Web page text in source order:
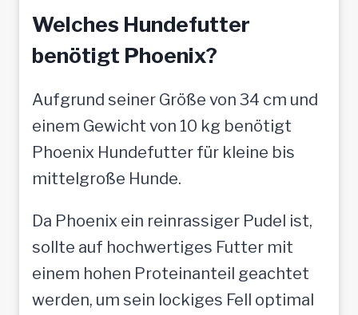
Welches Hundefutter
benötigt Phoenix?
Aufgrund seiner Größe von 34 cm und
einem Gewicht von 10 kg benötigt
Phoenix Hundefutter für kleine bis
mittelgroße Hunde.
Da Phoenix ein reinrassiger Pudel ist,
sollte auf hochwertiges Futter mit
einem hohen Proteinanteil geachtet
werden, um sein lockiges Fell optimal